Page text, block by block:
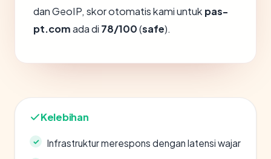
dan GeoIP, skor otomatis kami untuk pas-
pt.comada di 78/100(safe).
Kelebihan
Infrastruktur merespons dengan latensi wajar